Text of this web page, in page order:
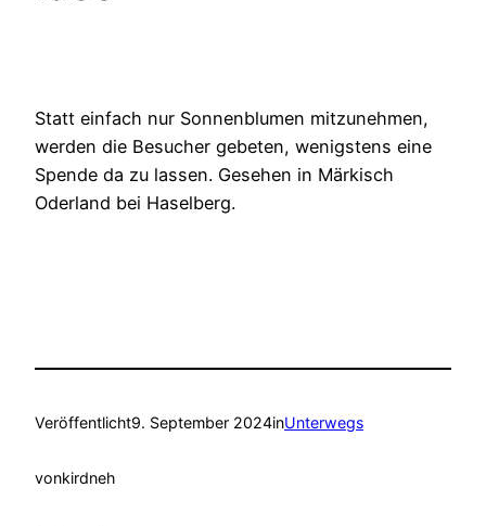
Statt einfach nur Sonnenblumen mitzunehmen,
werden die Besucher gebeten, wenigstens eine
Spende da zu lassen. Gesehen in Märkisch
Oderland bei Haselberg.
Veröffentlicht9. September 2024inUnterwegs
vonkirdneh